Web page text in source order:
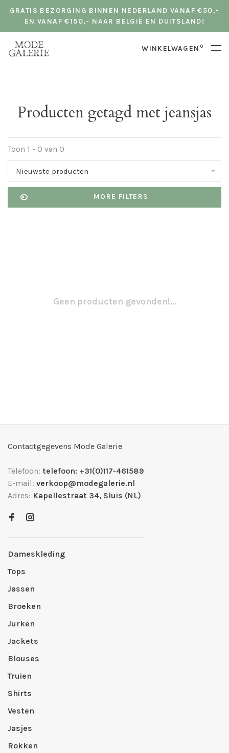
GRATIS BEZORGING BINNEN NEDERLAND VANAF €50,-
EN VANAF €150,- NAAR BELGIË EN DUITSLAND!
WINKELWAGEN 0
Producten getagd met jeansjas
Toon 1 - 0 van 0
Nieuwste producten
MORE FILTERS
Geen producten gevonden!...
Contactgegevens Mode Galerie
Telefoon: telefoon: +31(0)117-461589
E-mail: verkoop@modegalerie.nl
Adres: Kapellestraat 34, Sluis (NL)
Dameskleding
Tops
Jassen
Broeken
Jurken
Jackets
Blouses
Truien
Shirts
Vesten
Jasjes
Rokken